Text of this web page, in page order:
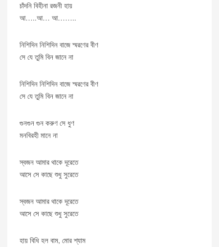
চাঁদনি বিহীনা রজনী হায়
আ…..আ… আ……..
নিশিদিন নিশিদিন বাজে স্মরণের বীণ
সে যে তুমি বিন জানে না
নিশিদিন নিশিদিন বাজে স্মরণের বীণ
সে যে তুমি বিন জানে না
গুনগুন গুন করুণ সে ধুণ
মনবিরহী মানে না
স্বজন আমার থাকে দূরেতে
আসে সে কাছে শুধু সুরেতে
স্বজন আমার থাকে দূরেতে
আসে সে কাছে শুধু সুরেতে
হায় বিধি হল বাম, মোর শ্যাম